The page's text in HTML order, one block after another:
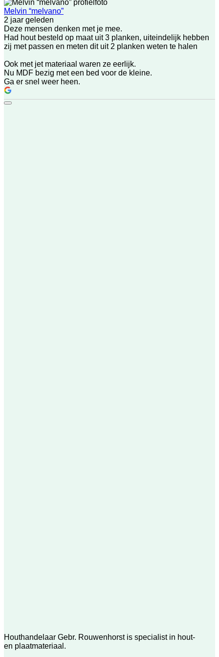
Melvin “melvano”
2 jaar geleden
Deze mensen denken met je mee.
Had hout besteld op maat uit 3 planken, uiteindelijk hebben
zij met passen en meten dit uit 2 planken weten te halen
Ook met jet materiaal waren ze eerlijk.
Nu MDF bezig met een bed voor de kleine.
Ga er snel weer heen.
Houthandelaar Gebr. Rouwenhorst is specialist in hout-
en plaatmateriaal.